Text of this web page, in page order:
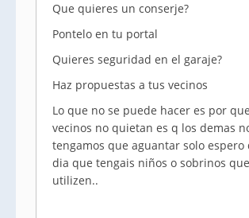
Que quieres un conserje?
Pontelo en tu portal
Quieres seguridad en el garaje?
Haz propuestas a tus vecinos
Lo que no se puede hacer es por
vecinos no quietan es q los demas
tengamos que aguantar solo espero
dia que tengais niños o sobrinos
utilizen..